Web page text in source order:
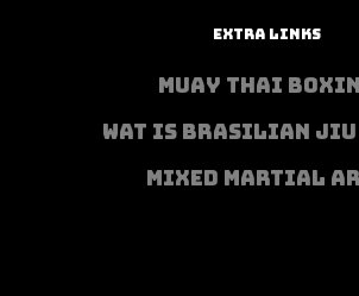
EXTRA LINKS
MUAY THAI
WAT IS BRASILIAN
MIXED MARTIAL